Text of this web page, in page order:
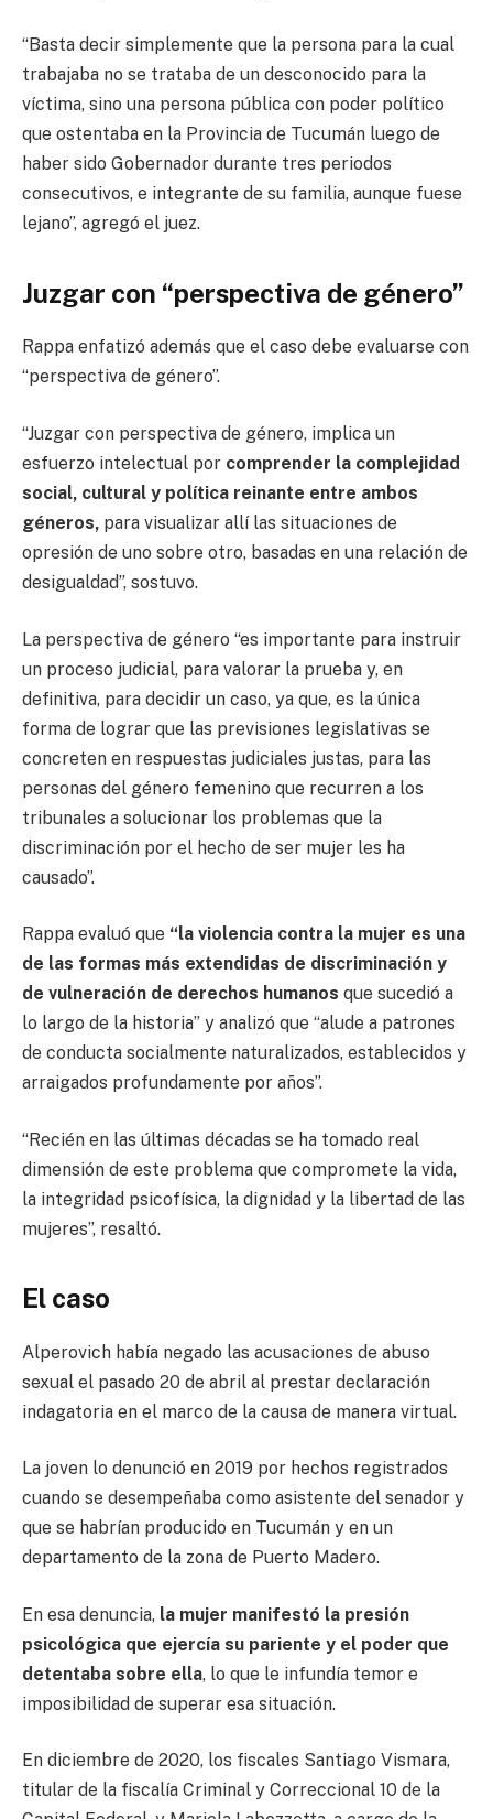
“Basta decir simplemente que la persona para la cual
trabajaba no se trataba de un desconocido para la
víctima, sino una persona pública con poder político
que ostentaba en la Provincia de Tucumán luego de
haber sido Gobernador durante tres periodos
consecutivos, e integrante de su familia, ­aunque fuese
lejano”, agregó el juez.
Juzgar con “perspectiva de género”
Rappa enfatizó además que el caso debe evaluarse con
“perspectiva de género”.
“Juzgar con perspectiva de género, implica un
esfuerzo intelectual por comprender la complejidad
social, cultural y política reinante entre ambos
géneros, para visualizar allí las situaciones de
opresión de uno sobre otro, basadas en una relación de
desigualdad”, sostuvo.
La perspectiva de género “es importante para instruir
un proceso judicial, para valorar la prueba y, en
definitiva, para decidir un caso, ya que, es la única
forma de lograr que las previsiones legislativas se
concreten en respuestas judiciales justas, para las
personas del género femenino que recurren a los
tribunales a solucionar los problemas que la
discriminación por el hecho de ser mujer les ha
causado”.
Rappa evaluó que “la violencia contra la mujer es una
de las formas más extendidas de discriminación y
de vulneración de derechos humanos que sucedió a
lo largo de la historia” y analizó que “alude a patrones
de conducta socialmente naturalizados, establecidos y
arraigados profundamente por años”.
“Recién en las últimas décadas se ha tomado real
dimensión de este problema que compromete la vida,
la integridad psicofísica, la dignidad y la libertad de las
mujeres”, resaltó.
El caso
Alperovich había negado las acusaciones de abuso
sexual el pasado 20 de abril al prestar declaración
indagatoria en el marco de la causa de manera virtual.
La joven lo denunció en 2019 por hechos registrados
cuando se desempeñaba como asistente del senador y
que se habrían producido en Tucumán y en un
departamento de la zona de Puerto Madero.
En esa denuncia, la mujer manifestó la presión
psicológica que ejercía su pariente y el poder que
detentaba sobre ella, lo que le infundía temor e
imposibilidad de superar esa situación.
En diciembre de 2020, los fiscales Santiago Vismara,
titular de la fiscalía Criminal y Correccional 10 de la